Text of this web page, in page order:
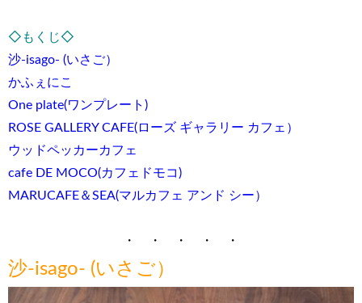
◇もくじ◇
沙-isago- (いさご）
かふぇにこ
One plate(ワンプレート)
ROSE GALLERY CAFE(ローズ ギャラリー カフェ）
ウッドペッカーカフェ
cafe DE MOCO(カフェドモコ)
MARUCAFE＆SEA(マルカフェ アンド シー）
・ ・ ・ ・ ・
沙-isago- (いさご）